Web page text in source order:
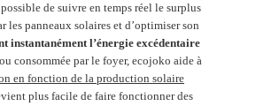
de suivre en temps réel le surplus
les panneaux solaires et d’optimiser son
instantanément l’énergie excédentaire
ou consommée par le foyer, ecojoko aide à
en fonction de la production solaire
plus facile de faire fonctionner des